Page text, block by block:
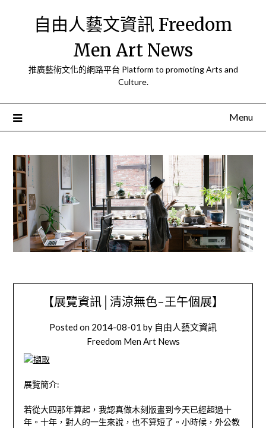
自由人藝文資訊 Freedom
Men Art News
推廣藝術文化的網路平台 Platform to promoting Arts and
Culture.
Menu
【展覽資訊│清涼無色-王午個展】
Posted on 2014-08-01 by 自由人藝文資訊
Freedom Men Art News
展覽簡介:
若從大四那年算起，我認真做木刻版畫到今天已經超過十
年。十年，對人的一生來說，也不算短了。小時候，外公教